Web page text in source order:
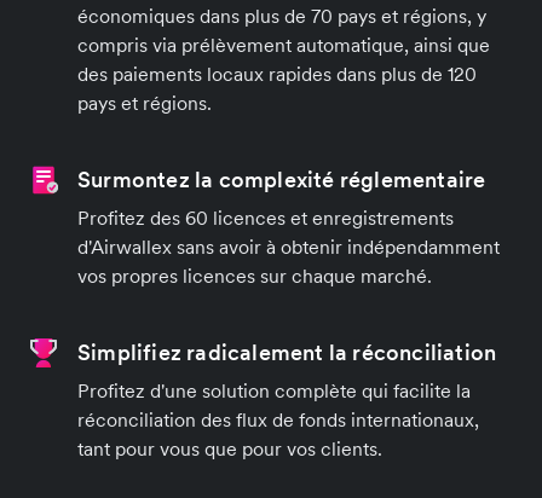
économiques dans plus de 70 pays et régions, y
compris via prélèvement automatique, ainsi que
des paiements locaux rapides dans plus de 120
pays et régions.
Surmontez la complexité réglementaire
Profitez des 60 licences et enregistrements
d'Airwallex sans avoir à obtenir indépendamment
vos propres licences sur chaque marché.
Simplifiez radicalement la réconciliation
Profitez d'une solution complète qui facilite la
réconciliation des flux de fonds internationaux,
tant pour vous que pour vos clients.